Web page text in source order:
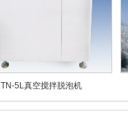
TN-5L真空搅拌脱泡机